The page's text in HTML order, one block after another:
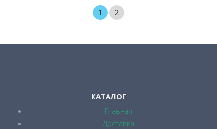
1 2
КАТАЛОГ
Главная
Доставка